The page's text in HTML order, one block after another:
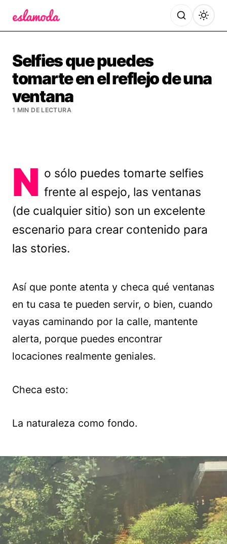
Selfies que puedes
tomarte en el reflejo de una
ventana
1 MIN DE LECTURA
N o sólo puedes tomarte selfies
frente al espejo, las ventanas
(de cualquier sitio) son un excelente
escenario para crear contenido para
las stories.
Así que ponte atenta y checa qué ventanas
en tu casa te pueden servir, o bien, cuando
vayas caminando por la calle, mantente
alerta, porque puedes encontrar
locaciones realmente geniales.
Checa esto:
La naturaleza como fondo.